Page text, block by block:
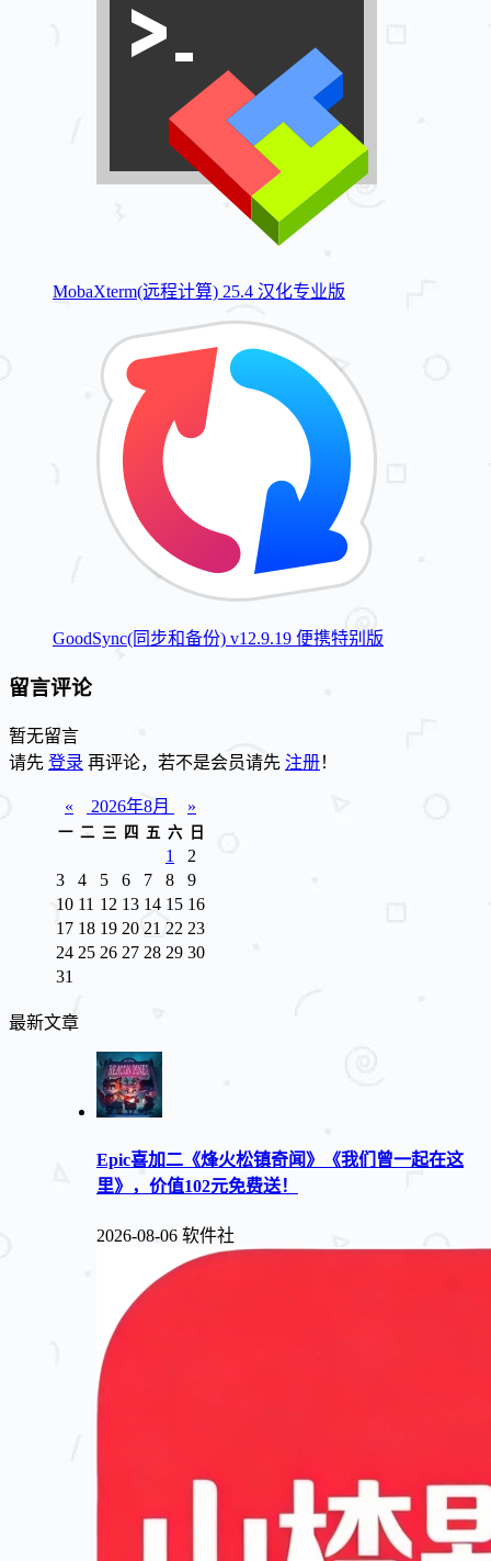
MobaXterm(远程计算) 25.4 汉化专业版
GoodSync(同步和备份) v12.9.19 便携特别版
留言评论
暂无留言
请先 登录 再评论，若不是会员请先 注册！
« 2026年8月 »
一 二 三 四 五 六 日
1
2
3
4 5 6 7 8
9
10 11 12 13 14 15 16
17 18 19 20 21 22 23
24 25 26 27 28 29 30
31
最新文章
Epic喜加二《烽火松镇奇闻》《我们曾一起在这
里》，价值102元免费送！
2026-08-06 软件社